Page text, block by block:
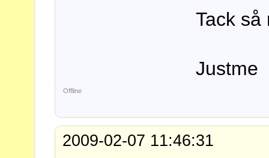
Tack så
Justme
Offline
2009-02-07 11:46:31